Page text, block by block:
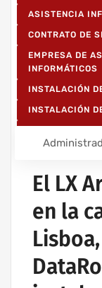
ASISTENCIA
CONTRATO DE
EMPRESA DE
INFORMÁTICOS
INSTALACIÓN
INSTALACIÓN
PROYECTOS
RED
El LX
en la